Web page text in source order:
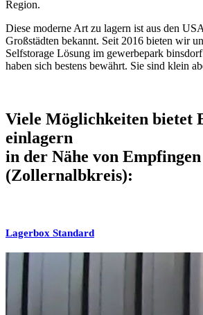
Region.
Diese moderne Art zu lagern ist aus den
Großstädten bekannt. Seit 2016 bieten wir
Selfstorage Lösung im gewerbepark
haben sich bestens bewährt. Sie sind klein
Viele Möglichkeiten bietet
einlagern
in der Nähe von Empfingen
(Zollernalbkreis):
Lagerbox Standard